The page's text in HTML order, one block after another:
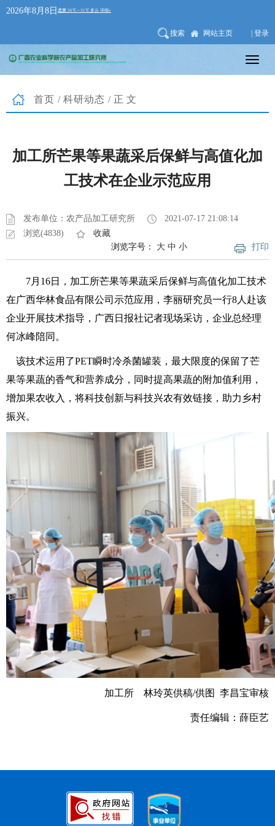
2026年8月8日
搜索 网站主页 | 登录
首页 / 科研动态 /正文
加工所芒果等果蔬采后保鲜与高值化加
工技术在企业示范应用
发布单位：农产品加工研究所
2021-07-17 21:08:14
浏览(4838)
收藏
打印
浏览字号： 大 中 小
7月16日，加工所芒果等果蔬采后保鲜与高值化加工技术
在广西华林食品有限公司示范应用，李丽研究员一行8人赴该
企业开展技术指导，广西日报社记者现场采访，企业总经理
何冰峰陪同。
该技术运用了PET瞬时冷杀菌罐装，最大限度的保留了芒
果等果蔬的香气和营养成分，同时提高果蔬的附加值利用，
增加果农收入，将科技创新与科技兴农有效链接，助力乡村
振兴。
加工所 林玲英供稿/供图 李昌宝审核
责任编辑：薛臣艺